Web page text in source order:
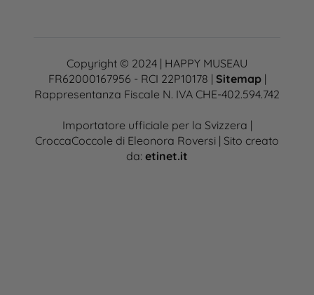
Copyright © 2024 | HAPPY MUSEAU
FR62000167956 - RCI 22P10178 | Sitemap|
Rappresentanza Fiscale N. IVA CHE-402.594.742
Importatore ufficiale per la Svizzera |
CroccaCoccole di Eleonora Roversi | Sito creato
da: etinet.it